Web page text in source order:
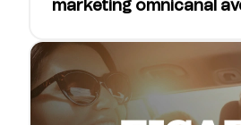
marketing omnicanal